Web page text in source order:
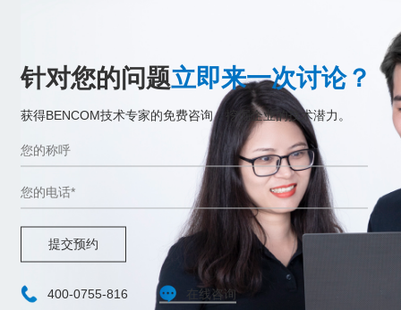
针对您的问题立即来一次讨论？
获得BENCOM技术专家的免费咨询，挖掘企业的技术潜力。
提交预约
400-0755-816 在线咨询